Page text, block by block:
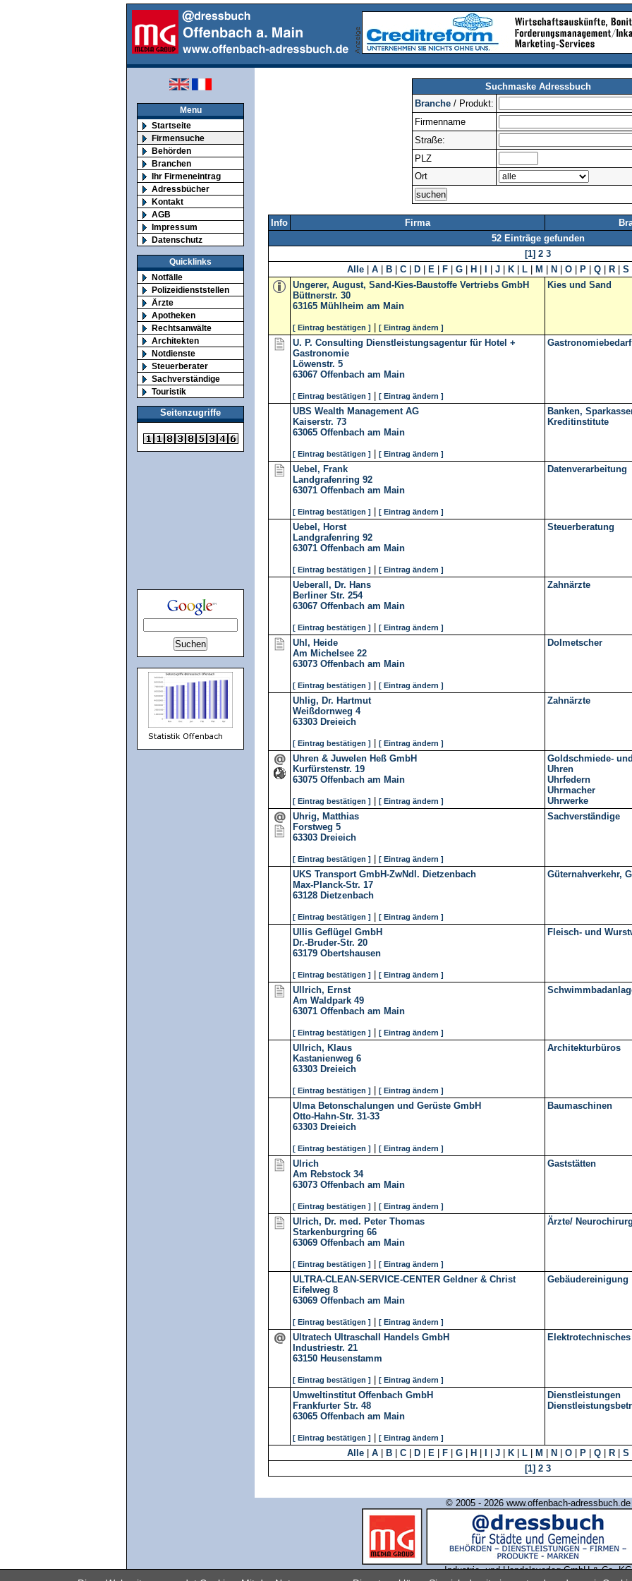
Menu
Startseite
Firmensuche
Behörden
Branchen
Ihr Firmeneintrag
Adressbücher
Kontakt
AGB
Impressum
Datenschutz
Quicklinks
Notfälle
Polizeidienststellen
Ärzte
Apotheken
Rechtsanwälte
Architekten
Notdienste
Steuerberater
Sachverständige
Touristik
Seitenzugriffe
Suchmaske Adressbuch
Branche/ Produkt:
Firmenname
Straße:
PLZ
Ort
Info Firma
52 Einträge gefunden
[1] 2 3
Alle
A B C D E F G H J K L M N O P Q R S
Ungerer, August, Sand-Kies-Baustoffe Vertriebs GmbH
Büttnerstr. 30
63165 Mühlheim am Main
[ Eintrag bestätigen ] [ Eintrag ändern ]
Kies und Sand
U. P. Consulting Dienstleistungsagentur für Hotel +
Gastronomie
Löwenstr. 5
63067 Offenbach am Main
[ Eintrag bestätigen ] [ Eintrag ändern ]
Gastronomiebedarf
UBS Wealth Management AG
Kaiserstr. 73
63065 Offenbach am Main
[ Eintrag bestätigen ] [ Eintrag ändern ]
Banken,
Kreditinstitute
Uebel, Frank
Landgrafenring 92
63071 Offenbach am Main
[ Eintrag bestätigen ] [ Eintrag ändern ]
Datenverarbeitung
Uebel, Horst
Landgrafenring 92
63071 Offenbach am Main
[ Eintrag bestätigen ] [ Eintrag ändern ]
Steuerberatung
Ueberall, Dr. Hans
Berliner Str. 254
63067 Offenbach am Main
[ Eintrag bestätigen ] [ Eintrag ändern ]
Zahnärzte
Uhl, Heide
Am Michelsee 22
63073 Offenbach am Main
[ Eintrag bestätigen ] [ Eintrag ändern ]
Dolmetscher
Uhlig, Dr. Hartmut
Weißdornweg 4
63303 Dreieich
[ Eintrag bestätigen ] [ Eintrag ändern ]
Zahnärzte
Uhren & Juwelen Heß GmbH
Kurfürstenstr. 19
63075 Offenbach am Main
[ Eintrag bestätigen ] [ Eintrag ändern ]
Goldschmiede-
Uhren
Uhrfedern
Uhrmacher
Uhrwerke
Uhrig, Matthias
Forstweg 5
63303 Dreieich
[ Eintrag bestätigen ] [ Eintrag ändern ]
Sachverständige
UKS Transport GmbH-ZwNdl. Dietzenbach
Max-Planck-Str. 17
63128 Dietzenbach
[ Eintrag bestätigen ] [ Eintrag ändern ]
Güternahverkehr,
Ullis Geflügel GmbH
Dr.-Bruder-Str. 20
63179 Obertshausen
[ Eintrag bestätigen ] [ Eintrag ändern ]
Fleisch- und
Ullrich, Ernst
Am Waldpark 49
63071 Offenbach am Main
[ Eintrag bestätigen ] [ Eintrag ändern ]
Ullrich, Klaus
Kastanienweg 6
63303 Dreieich
[ Eintrag bestätigen ] [ Eintrag ändern ]
Architekturbüros
Ulma Betonschalungen und Gerüste GmbH
Otto-Hahn-Str. 31-33
63303 Dreieich
[ Eintrag bestätigen ] [ Eintrag ändern ]
Baumaschinen
Ulrich
Am Rebstock 34
63073 Offenbach am Main
[ Eintrag bestätigen ] [ Eintrag ändern ]
Gaststätten
Ulrich, Dr. med. Peter Thomas
Starkenburgring 66
63069 Offenbach am Main
[ Eintrag bestätigen ] [ Eintrag ändern ]
Ärzte/
ULTRA-CLEAN-SERVICE-CENTER Geldner & Christ
Eifelweg 8
63069 Offenbach am Main
[ Eintrag bestätigen ] [ Eintrag ändern ]
Gebäudereinigung
Ultratech Ultraschall Handels GmbH
Industriestr. 21
63150 Heusenstamm
[ Eintrag bestätigen ] [ Eintrag ändern ]
Umweltinstitut Offenbach GmbH
Frankfurter Str. 48
63065 Offenbach am Main
[ Eintrag bestätigen ] [ Eintrag ändern ]
Dienstleistungen
Alle A B C D E F G H J K L M N O P Q R S
[1] 2 3
© 2005 - 2026 www.offenbach-adressbuch.de
Industrie- und Handelsverlag GmbH & Co. KG